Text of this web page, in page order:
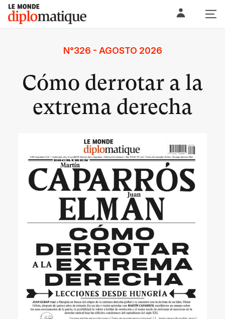
Skip
content
Le monde diplomatique
N°326 - AGOSTO 2026
Cómo derrotar a la
extrema derecha